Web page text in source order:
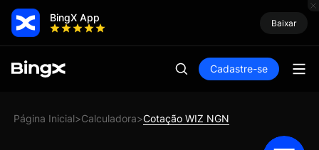
BingX App Baixar
Cadastre-se
Página Inicial>Calculadora>Cotação WIZ NGN